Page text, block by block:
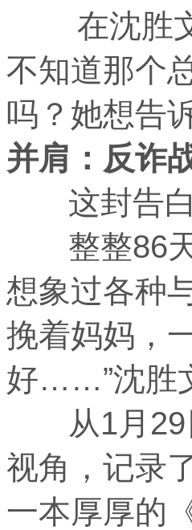
在沈胜文
不知道那个
吗？她想告
并肩：反诈
这封告白
整整86天
想象过各种
挽着妈妈，
好……”沈胜
从1月29
视角，记录
一本厚厚的